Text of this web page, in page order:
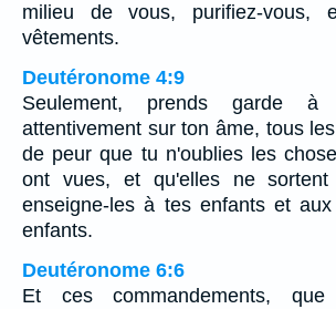
milieu de vous, purifiez-vous,
vêtements.
Deutéronome 4:9
Seulement, prends garde
attentivement sur ton âme, tous
de peur que tu n'oublies les
ont vues, et qu'elles ne
enseigne-les à tes enfants et
enfants.
Deutéronome 6:6
Et ces commandements,